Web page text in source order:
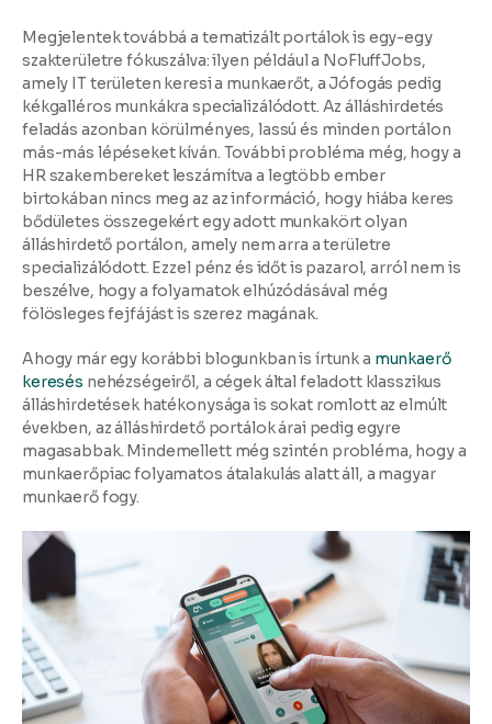
Megjelentek továbbá a tematizált portálokis egy-egy
szakterületre fókuszálva: ilyen például a NoFluffJobs,
amely IT területen keresi a munkaerőt, a Jófogás pedig
kékgalléros munkákra specializálódott. Az álláshirdetés
feladás azonban körülményes, lassú és minden portálon
más-más lépéseket kíván. További probléma még, hogy a
HR szakembereket leszámítva a legtöbb ember
birtokában nincs meg az az információ, hogy hiába keres
bődületes összegekért egy adott munkakört olyan
álláshirdető portálon, amely nem arra a területre
specializálódott. Ezzel pénz és időt is pazarol, arról nem is
beszélve, hogy a folyamatok elhúzódásával még
fölösleges fejfájást is szerez magának.
Ahogy már egy korábbi blogunkban is írtunk a munkaerő
keresés nehézségeiről, a cégek által feladott klasszikus
álláshirdetések hatékonysága is sokat romlott az elmúlt
években, az álláshirdető portálok árai pedig egyre
magasabbak. Mindemellett még szintén probléma, hogy a
munkaerőpiac folyamatos átalakulás alatt áll, a magyar
munkaerő fogy.